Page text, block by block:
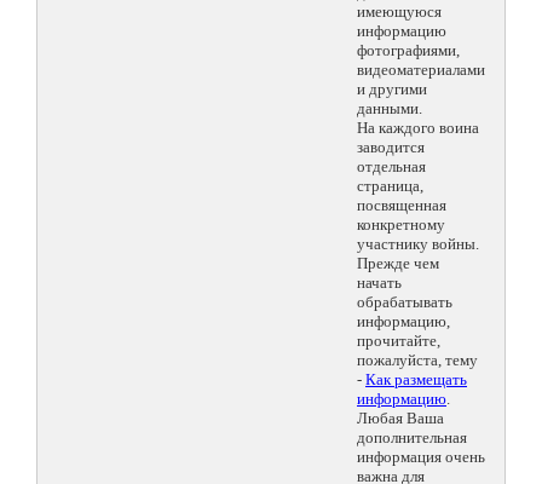
имеющуюся
информацию
фотографиями,
видеоматериалами
и другими
данными.
На каждого воина
заводится
отдельная
страница,
посвященная
конкретному
участнику войны.
Прежде чем
начать
обрабатывать
информацию,
прочитайте,
пожалуйста, тему
- Как размещать
информацию.
Любая Ваша
дополнительная
информация очень
важна для